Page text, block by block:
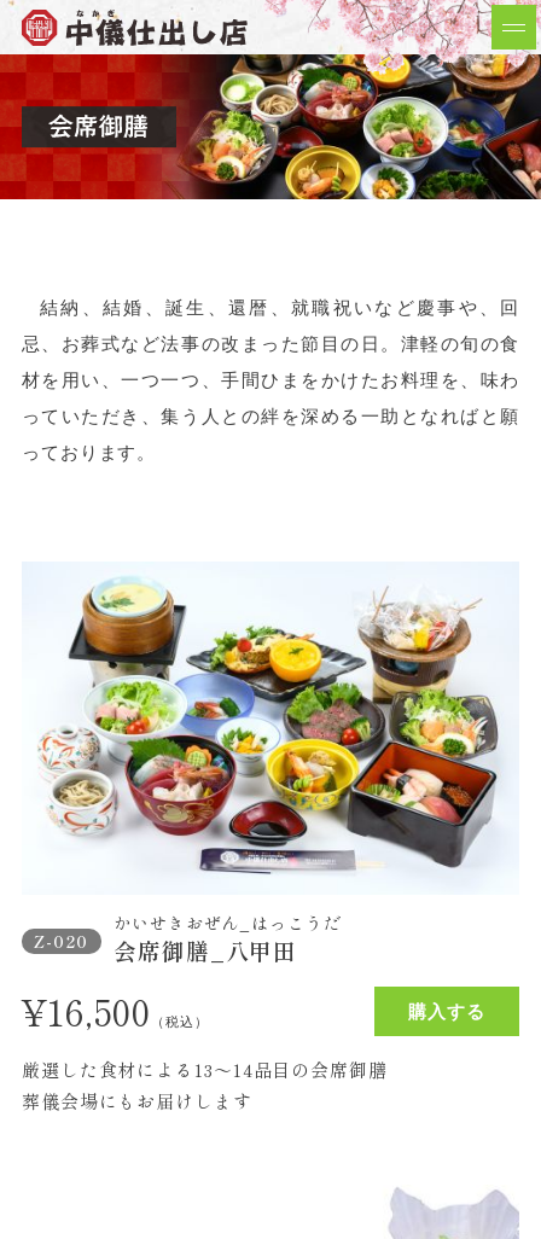
結納、結婚、誕生、還暦、就職祝いなど慶事や、回
忌、お葬式など法事の改まった節目の日。津軽の旬の食
材を用い、一つ一つ、手間ひまをかけたお料理を、味わ
っていただき、集う人との絆を深める一助となればと願
っております。
Z-020
かいせきおぜん_はっこうだ
会席御膳_八甲田
¥16,500 （税込）
購入する
厳選した食材による13～14品目の会席御膳
葬儀会場にもお届けします